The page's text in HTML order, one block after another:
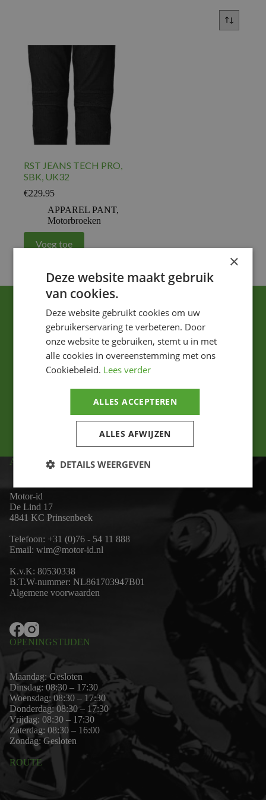
RST JEANS TECH PRO,
SBK, UK32
€229.95
APPAREL PANT,
Motorbroeken
Voeg toe
Ik ga akkoord met het privacybeleid.
ADRES
Motor-id
De Lind 17
4841 KC Prinsenbeek
Telefoon: +31 (0)76 - 54 11 888
Email: wim@motor-id.nl
K.v.K: 80530338
B.T.W-nummer: NL861703947B01
Algemene voorwaarden
OPENINGSTIJDEN
Maandag: Gesloten
Dinsdag: 08:30 – 17:30
Woensdag: 08:30 – 17:30
Donderdag: 08:30 – 17:30
Vrijdag: 08:30 – 17:30
Zaterdag: 08:30 – 16:00
Zondag: Gesloten
ROUTE
×
Deze website maakt gebruik
van cookies.
Deze website gebruikt cookies om uw
gebruikerservaring te verbeteren. Door
onze website te gebruiken, stemt u in met
alle cookies in overeenstemming met ons
Cookiebeleid. Lees verder
ALLES ACCEPTEREN
ALLES AFWIJZEN
DETAILS WEERGEVEN